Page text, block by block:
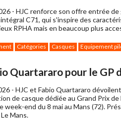
- HJC renforce son offre entrée de
C71, qui s'inspire des
RPHA mais en beaucoup plus
Catégories Casques Equipement
Quartararo pour le GP
- HJC et Fabio Quartararo
de casque dédiée au Grand Prix
week-end du 8 mai au Mans (72).
Mans.